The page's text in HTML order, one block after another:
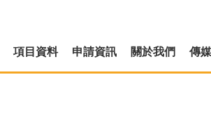
項目資料 申請資訊 關於我們 傳